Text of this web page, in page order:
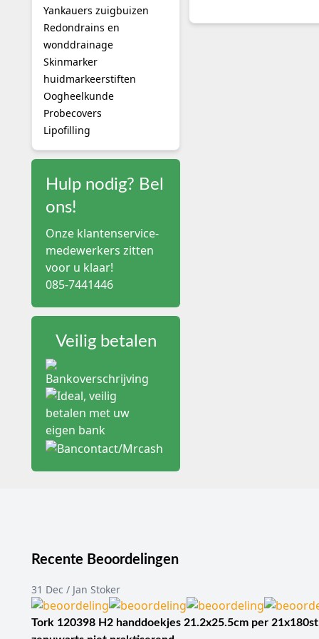
Yankauers zuigbuizen
Redondrains en
wonddrainage
Skinmarker
huidmarkeerstiften
Oogheelkunde
Probecovers
Lipofilling
Hulp nodig? Bel
ons!
Onze klantenservice-
medewerkers zitten
voor u klaar!
085-7441446
Veilig betalen
werkgebied gericht te
De geschikte
laken en de instructies
Recente Beoordelingen
31 Dec / Jan Stoker
Tork 120398 H2 handdoekjes 21.2x25.5cm per